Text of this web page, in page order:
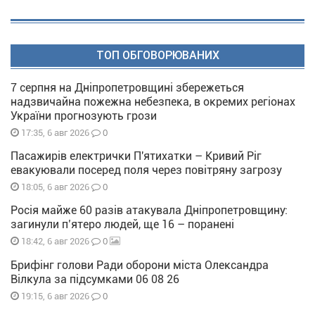
ТОП ОБГОВОРЮВАНИХ
7 серпня на Дніпропетровщині збережеться
надзвичайна пожежна небезпека, в окремих регіонах
України прогнозують грози
17:35, 6 авг 2026 0
Пасажирів електрички П'ятихатки – Кривий Ріг
евакуювали посеред поля через повітряну загрозу
18:05, 6 авг 2026 0
Росія майже 60 разів атакувала Дніпропетровщину:
загинули п’ятеро людей, ще 16 – поранені
18:42, 6 авг 2026 0
Брифінг голови Ради оборони міста Олександра
Вілкула за підсумками 06 08 26
19:15, 6 авг 2026 0